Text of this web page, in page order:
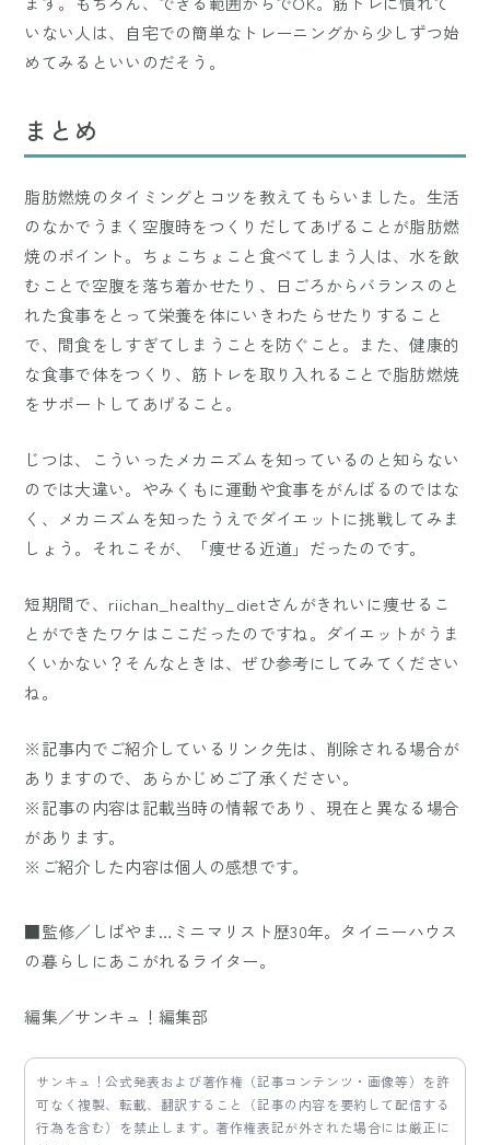
いない人は、自宅での簡単なトレーニングから少しずつ始
めてみるといいのだそう。
まとめ
脂肪燃焼のタイミングとコツを教えてもらいました。生活
のなかでうまく空腹時をつくりだしてあげることが脂肪燃
焼のポイント。ちょこちょこと食べてしまう人は、水を飲
むことで空腹を落ち着かせたり、日ごろからバランスのと
れた食事をとって栄養を体にいきわたらせたりすること
で、間食をしすぎてしまうことを防ぐこと。また、健康的
な食事で体をつくり、筋トレを取り入れることで脂肪燃焼
をサポートしてあげること。
じつは、こういったメカニズムを知っているのと知らない
のでは大違い。やみくもに運動や食事をがんばるのではな
く、メカニズムを知ったうえでダイエットに挑戦してみま
しょう。それこそが、「痩せる近道」だったのです。
短期間で、riichan_healthy_dietさんがきれいに痩せるこ
とができたワケはここだったのですね。ダイエットがうま
くいかない？そんなときは、ぜひ参考にしてみてください
ね。
※記事内でご紹介しているリンク先は、削除される場合が
ありますので、あらかじめご了承ください。
※記事の内容は記載当時の情報であり、現在と異なる場合
があります。
※ご紹介した内容は個人の感想です。
■監修／しばやま…ミニマリスト歴30年。タイニーハウス
の暮らしにあこがれるライター。
編集／サンキュ！編集部
サンキュ！公式発表および著作権（記事コンテンツ・画像等）を許
可なく複製、転載、翻訳すること（記事の内容を要約して配信する
行為を含む）を禁止します。著作権表記が外された場合には厳正に